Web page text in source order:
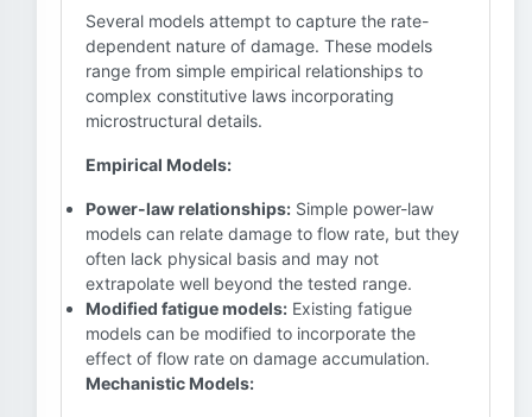
Several models attempt to capture the rate-
dependent nature of damage. These models
range from simple empirical relationships to
complex constitutive laws incorporating
microstructural details.
Empirical Models:
Power-law relationships: Simple power-law
models can relate damage to flow rate, but they
often lack physical basis and may not
extrapolate well beyond the tested range.
Modified fatigue models: Existing fatigue
models can be modified to incorporate the
effect of flow rate on damage accumulation.
Mechanistic Models: